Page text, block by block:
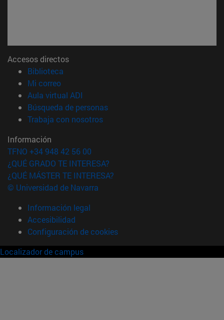
Accesos directos
Biblioteca
Mi correo(abre en nueva ventana)
Aula virtual ADI
Búsqueda de personas(abre en nueva ventana)
Trabaja con nosotros(abre en nueva ventana)
Información
TFNO +34 948 42 56 00
¿QUÉ GRADO TE INTERESA?
¿QUÉ MÁSTER TE INTERESA?
© Universidad de Navarra
Información legal
Accesibilidad
Configuración de cookies
Localizador de campus